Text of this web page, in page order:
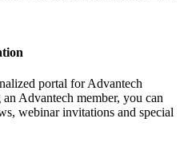
portal for Advantech
Advantech member, you can
webinar invitations and special